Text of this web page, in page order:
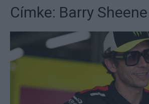
Címke: Barry Sheene